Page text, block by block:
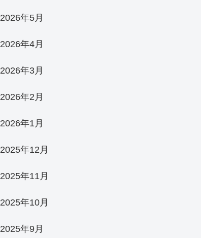
2026年5月
2026年4月
2026年3月
2026年2月
2026年1月
2025年12月
2025年11月
2025年10月
2025年9月